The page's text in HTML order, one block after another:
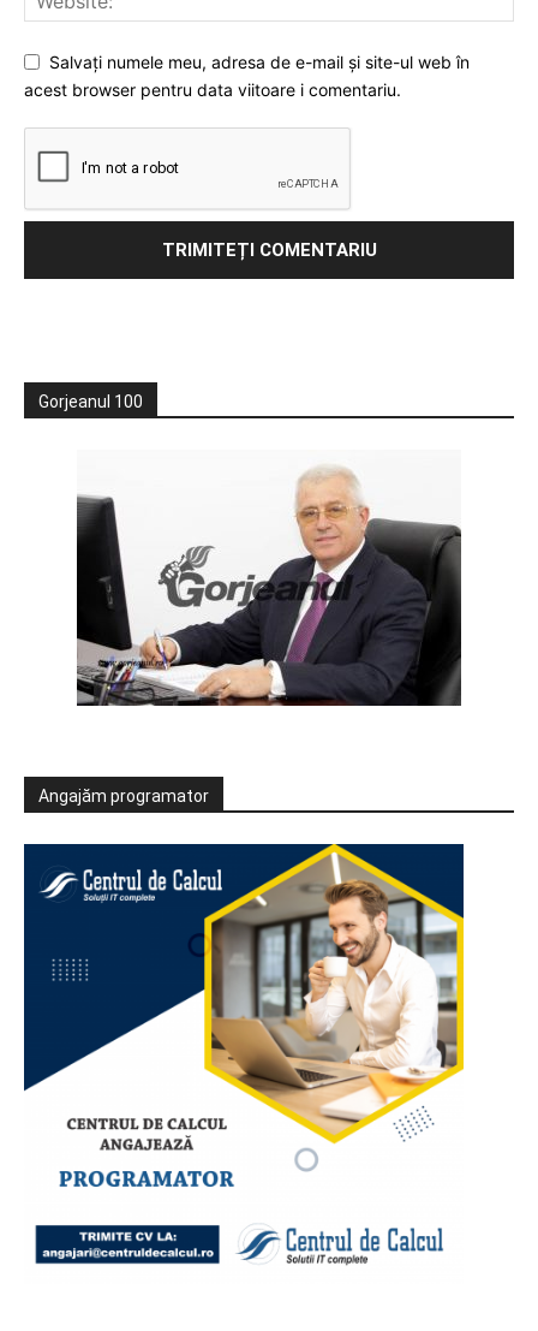
Salvați numele meu, adresa de e-mail și site-ul web în
acest browser pentru data viitoare i comentariu.
Gorjeanul 100
Angajăm programator